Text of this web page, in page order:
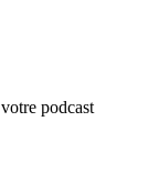
podcast